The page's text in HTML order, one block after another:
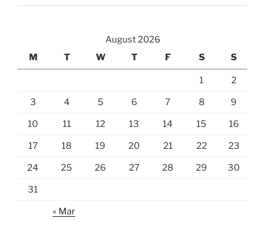
August 2026
M
T W T F S S
1 2
3 4 5 6 7 8 9
10 11 12 13 14 15 16
17 18 19 20 21 22 23
24 25 26 27 28 29 30
31
« Mar